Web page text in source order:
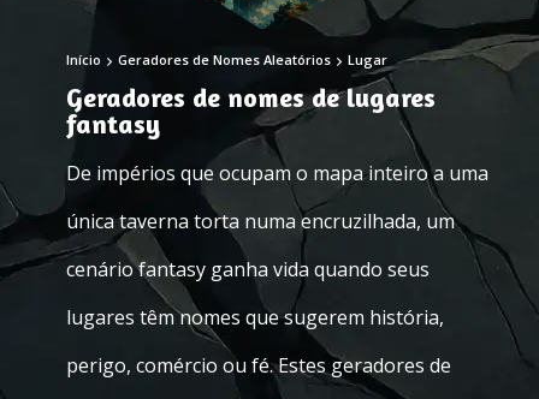
Início Geradores de Nomes Aleatórios Lugar
Geradores de nomes de lugares
fantasy
De impérios que ocupam o mapa inteiro a uma
única taverna torta numa encruzilhada, um
cenário fantasy ganha vida quando seus
lugares têm nomes que sugerem história,
perigo, comércio ou fé. Estes geradores de